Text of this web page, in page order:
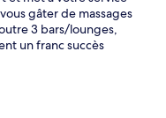
Piscine
gâter de massages
3 bars/lounges,
un franc succès